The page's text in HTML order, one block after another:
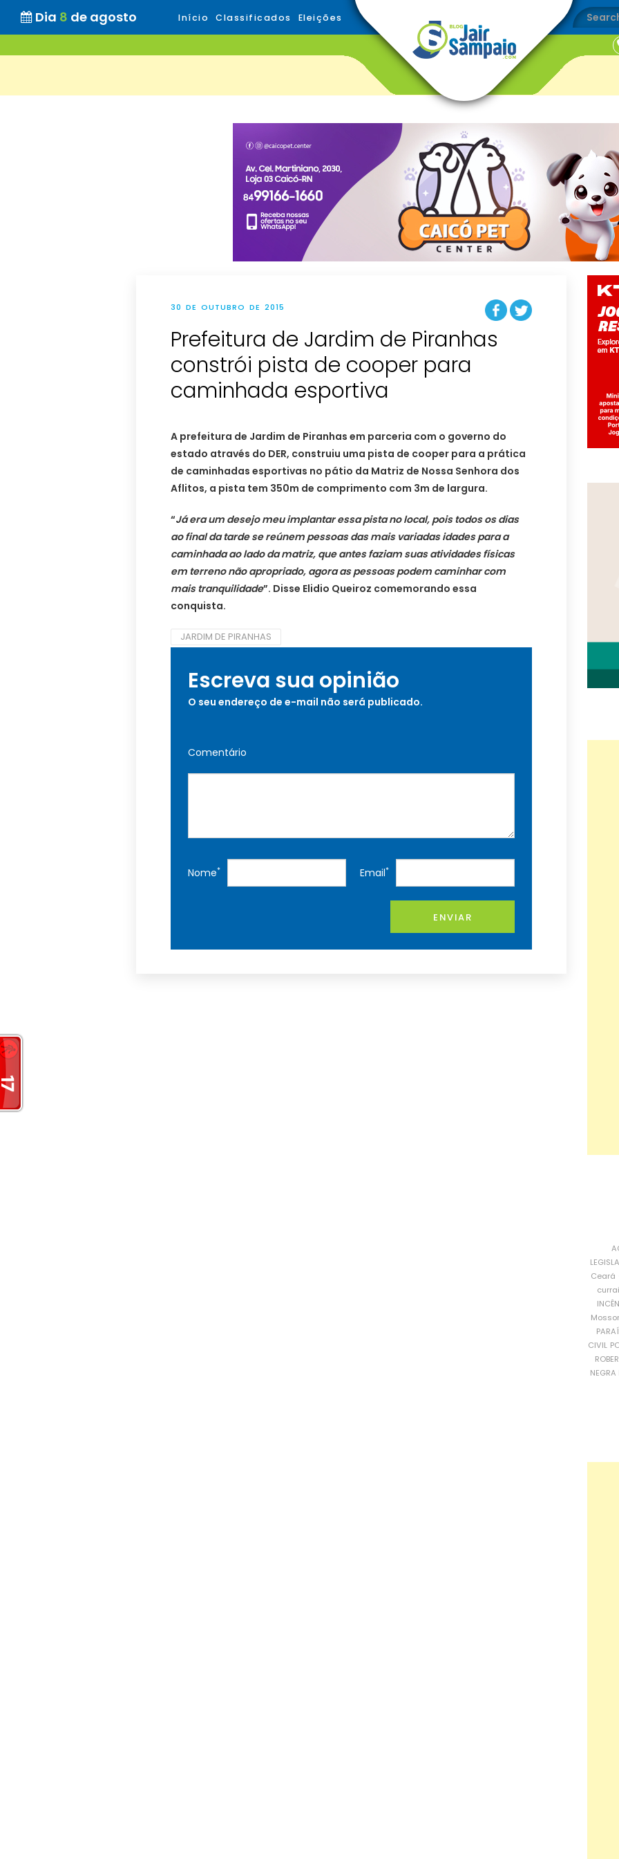
Dia 8 de agosto Início Classificados Eleições
30 DE OUTUBRO DE 2015
Prefeitura de Jardim de Piranhas
constrói pista de cooper para
A prefeitura de Jardim de Piranhas em parceria com o governo do
estado através do DER, construiu uma pista de cooper para a prática
de caminhadas esportivas no pátio da Matriz de Nossa Senhora dos
Aflitos, a pista tem 350m de comprimento com 3m de largura.
“Já era um desejo meu implantar essa pista no local, pois todos os dias
ao final da tarde se reúnem pessoas das mais variadas idades para a
caminhada ao lado da matriz, que antes faziam suas atividades físicas
em terreno não apropriado, agora as pessoas podem caminhar com
mais tranquilidade”. Disse Elidio Queiroz comemorando essa
conquista.
JARDIM DE PIRANHAS
Escreva sua opinião
O seu endereço de e-mail não será publicado.
Comentário
Nome* Email*
ENVIAR
Ceará
CIVIL
NEGRA